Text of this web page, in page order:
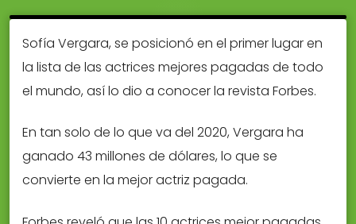
Sofía Vergara, se posicionó en el primer lugar en
la lista de las actrices mejores pagadas de todo
el mundo, así lo dio a conocer la revista Forbes.
En tan solo de lo que va del 2020, Vergara ha
ganado 43 millones de dólares, lo que se
convierte en la mejor actriz pagada.